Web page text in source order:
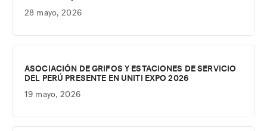
28 mayo, 2026
ASOCIACIÓN DE GRIFOS Y ESTACIONES DE SERVICIO
DEL PERÚ PRESENTE EN UNITI EXPO 2026
19 mayo, 2026